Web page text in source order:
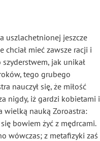
uszlachetnionej jeszcze
mieć zawsze racji i
jak unikał
tego grubego
nauczył się, że miłość
nigdy, iż gardzi kobietami i
wielką nauką Zoroastra:
bowiem żyć z mędrcami.
wówczas; z metafizyki zaś